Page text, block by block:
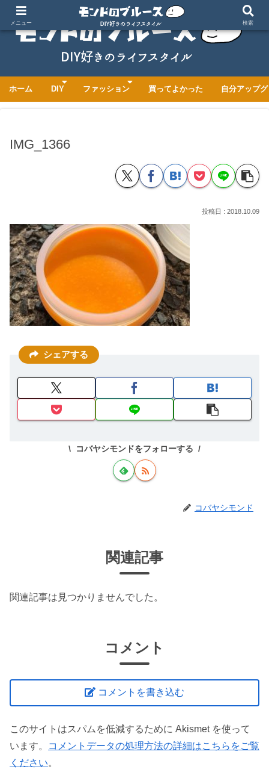
ホーム DIY ファッション 買ってよかった 自分アップ
IMG_1366
2018.10.09
シェアする
コバヤシモンドをフォローする
コバヤシモンド
関連記事
関連記事は見つかりませんでした。
コメント
コメントを書き込む
このサイトはスパムを低減するために Akismet を使って
います。
コメントデータの処理方法の詳細はこちらをご覧
ください。
メニュー 検索